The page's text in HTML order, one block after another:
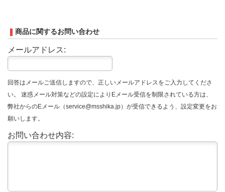
商品に関するお問い合わせ
メールアドレス:
回答はメールご送信しますので、正しいメールアドレスをご入力してくださ
い。 迷惑メール対策などの設定によりEメール受信を制限されている方は、
弊社からのEメール（service@msshika.jp）が受信できるよう、設定変更をお
願いします。
お問い合わせ内容: